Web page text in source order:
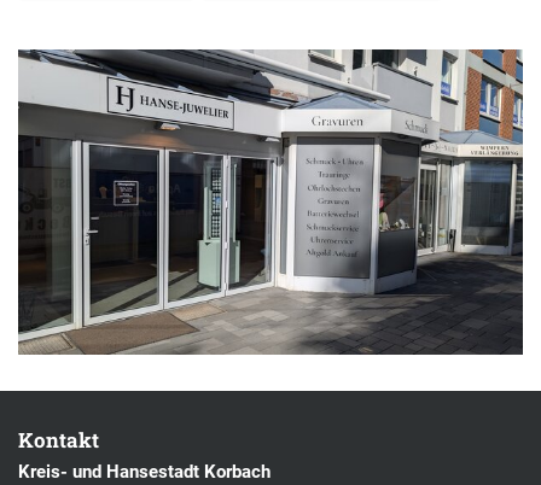
Kontakt
Kreis- und Hansestadt Korbach